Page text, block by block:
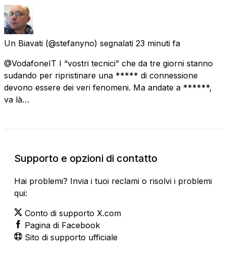
Un Biavati (@stefanyno) segnalati 23 minuti fa
@VodafoneIT I “vostri tecnici” che da tre giorni stanno
sudando per ripristinare una ***** di connessione
devono essere dei veri fenomeni. Ma andate a ******,
va là…
Supporto e opzioni di contatto
Hai problemi? Invia i tuoi reclami o risolvi i problemi
qui:
Conto di supporto X.com
Pagina di Facebook
Sito di supporto ufficiale